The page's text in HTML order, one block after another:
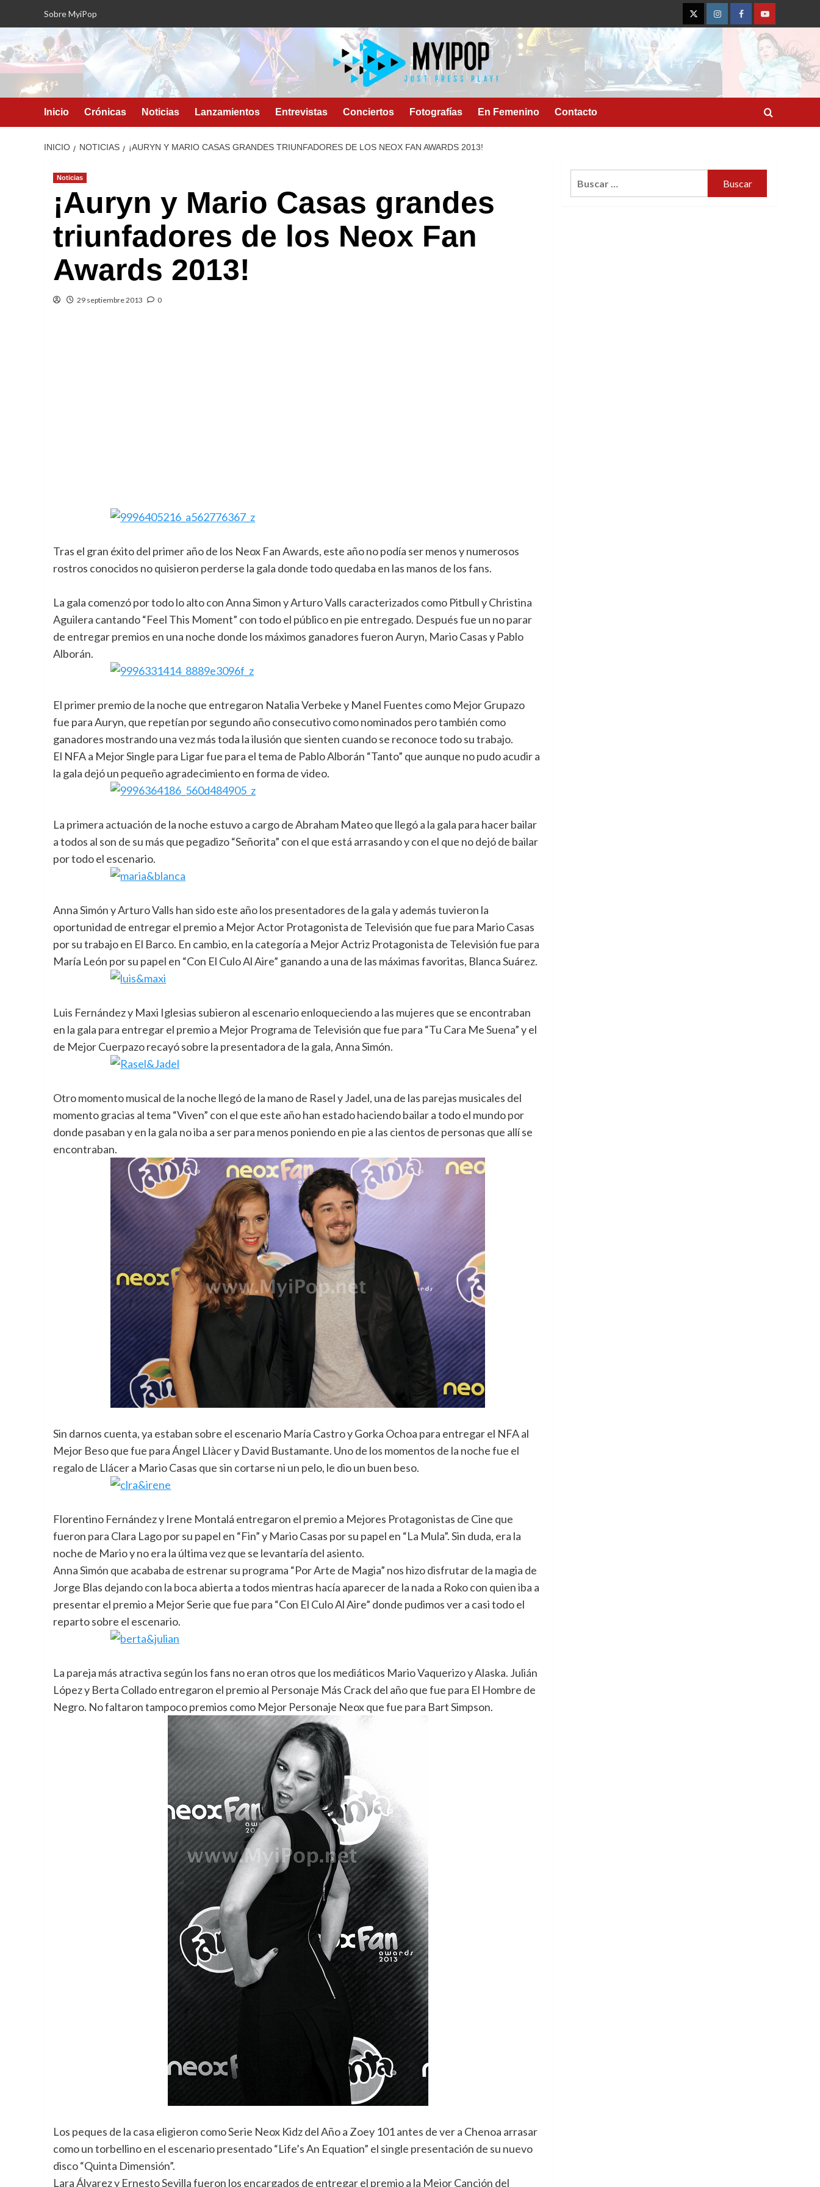
Sobre MyiPop
TwitterInstagramFacebookYouTube
Inicio Crónicas Noticias Lanzamientos Entrevistas Conciertos Fotografías En Femenino Contacto
INICIO NOTICIAS ¡AURYN Y MARIO CASAS GRANDES TRIUNFADORES DE LOS NEOX FAN AWARDS 2013!
Noticias
¡Auryn y Mario Casas grandes
triunfadores de los Neox Fan
Awards 2013!
29 septiembre 2013 0
Tras el gran éxito del primer año de los Neox Fan Awards, este año no podía ser menos y numerosos
rostros conocidos no quisieron perderse la gala donde todo quedaba en las manos de los fans.
La gala comenzó por todo lo alto con Anna Simon y Arturo Valls caracterizados como Pitbull y Christina
Aguilera cantando “Feel This Moment” con todo el público en pie entregado. Después fue un no parar
de entregar premios en una noche donde los máximos ganadores fueron Auryn, Mario Casas y Pablo
Alborán.
El primer premio de la noche que entregaron Natalia Verbeke y Manel Fuentes como Mejor Grupazo
fue para Auryn, que repetían por segundo año consecutivo como nominados pero también como
ganadores mostrando una vez más toda la ilusión que sienten cuando se reconoce todo su trabajo.
El NFA a Mejor Single para Ligar fue para el tema de Pablo Alborán “Tanto” que aunque no pudo acudir a
la gala dejó un pequeño agradecimiento en forma de video.
La primera actuación de la noche estuvo a cargo de Abraham Mateo que llegó a la gala para hacer bailar
a todos al son de su más que pegadizo “Señorita” con el que está arrasando y con el que no dejó de bailar
por todo el escenario.
Anna Simón y Arturo Valls han sido este año los presentadores de la gala y además tuvieron la
oportunidad de entregar el premio a Mejor Actor Protagonista de Televisión que fue para Mario Casas
por su trabajo en El Barco. En cambio, en la categoría a Mejor Actriz Protagonista de Televisión fue para
María León por su papel en “Con El Culo Al Aire” ganando a una de las máximas favoritas, Blanca Suárez.
Luis Fernández y Maxi Iglesias subieron al escenario enloqueciendo a las mujeres que se encontraban
en la gala para entregar el premio a Mejor Programa de Televisión que fue para “Tu Cara Me Suena” y el
de Mejor Cuerpazo recayó sobre la presentadora de la gala, Anna Simón.
Otro momento musical de la noche llegó de la mano de Rasel y Jadel, una de las parejas musicales del
momento gracias al tema “Viven” con el que este año han estado haciendo bailar a todo el mundo por
donde pasaban y en la gala no iba a ser para menos poniendo en pie a las cientos de personas que allí se
encontraban.
Sin darnos cuenta, ya estaban sobre el escenario María Castro y Gorka Ochoa para entregar el NFA al
Mejor Beso que fue para Ángel Llàcer y David Bustamante. Uno de los momentos de la noche fue el
regalo de Llácer a Mario Casas que sin cortarse ni un pelo, le dio un buen beso.
Florentino Fernández y Irene Montalá entregaron el premio a Mejores Protagonistas de Cine que
fueron para Clara Lago por su papel en “Fin” y Mario Casas por su papel en “La Mula”. Sin duda, era la
noche de Mario y no era la última vez que se levantaría del asiento.
Anna Simón que acababa de estrenar su programa “Por Arte de Magia” nos hizo disfrutar de la magia de
Jorge Blas dejando con la boca abierta a todos mientras hacía aparecer de la nada a Roko con quien iba a
presentar el premio a Mejor Serie que fue para “Con El Culo Al Aire” donde pudimos ver a casi todo el
reparto sobre el escenario.
La pareja más atractiva según los fans no eran otros que los mediáticos Mario Vaquerizo y Alaska. Julián
López y Berta Collado entregaron el premio al Personaje Más Crack del año que fue para El Hombre de
Negro. No faltaron tampoco premios como Mejor Personaje Neox que fue para Bart Simpson.
Los peques de la casa eligieron como Serie Neox Kidz del Año a Zoey 101 antes de ver a Chenoa arrasar
como un torbellino en el escenario presentado “Life’s An Equation” el single presentación de su nuevo
disco “Quinta Dimensión”.
Lara Álvarez y Ernesto Sevilla fueron los encargados de entregar el premio a la Mejor Canción del